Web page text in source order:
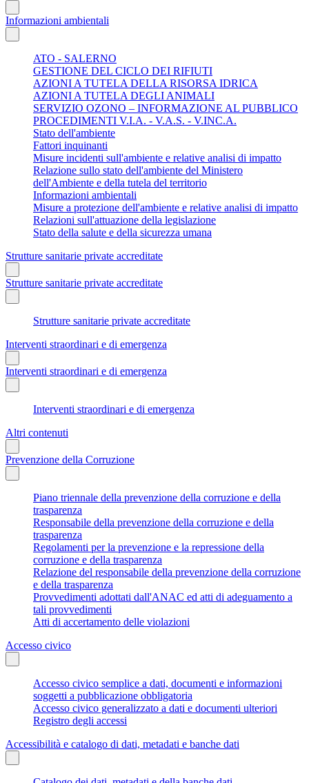
Informazioni ambientali
ATO - SALERNO
GESTIONE DEL CICLO DEI RIFIUTI
AZIONI A TUTELA DELLA RISORSA IDRICA
AZIONI A TUTELA DEGLI ANIMALI
SERVIZIO OZONO – INFORMAZIONE AL PUBBLICO
PROCEDIMENTI V.I.A. - V.A.S. - V.INC.A.
Stato dell'ambiente
Fattori inquinanti
Misure incidenti sull'ambiente e relative analisi di impatto
Relazione sullo stato dell'ambiente del Ministero
dell'Ambiente e della tutela del territorio
Informazioni ambientali
Misure a protezione dell'ambiente e relative analisi di impatto
Relazioni sull'attuazione della legislazione
Stato della salute e della sicurezza umana
Strutture sanitarie private accreditate
Strutture sanitarie private accreditate
Strutture sanitarie private accreditate
Interventi straordinari e di emergenza
Interventi straordinari e di emergenza
Interventi straordinari e di emergenza
Altri contenuti
Prevenzione della Corruzione
Piano triennale della prevenzione della corruzione e della
trasparenza
Responsabile della prevenzione della corruzione e della
trasparenza
Regolamenti per la prevenzione e la repressione della
corruzione e della trasparenza
Relazione del responsabile della prevenzione della corruzione
e della trasparenza
Provvedimenti adottati dall'ANAC ed atti di adeguamento a
tali provvedimenti
Atti di accertamento delle violazioni
Accesso civico
Accesso civico semplice a dati, documenti e informazioni
soggetti a pubblicazione obbligatoria
Accesso civico generalizzato a dati e documenti ulteriori
Registro degli accessi
Accessibilità e catalogo di dati, metadati e banche dati